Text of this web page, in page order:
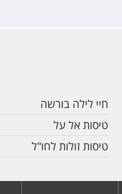
חיי לילה בורשה
טיסות אל על
טיסות זולות לחו"ל